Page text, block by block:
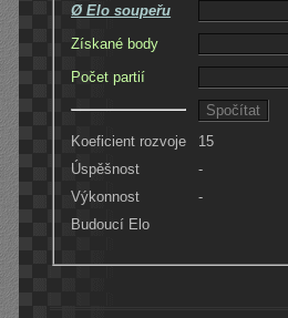
Ø Elo soupeřu
Získané body
Počet partií
Koeficient rozvoje
15
Úspěšnost
-
Výkonnost
-
Budoucí Elo